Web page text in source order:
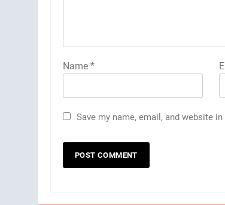
Name *
Save my name, email, and website